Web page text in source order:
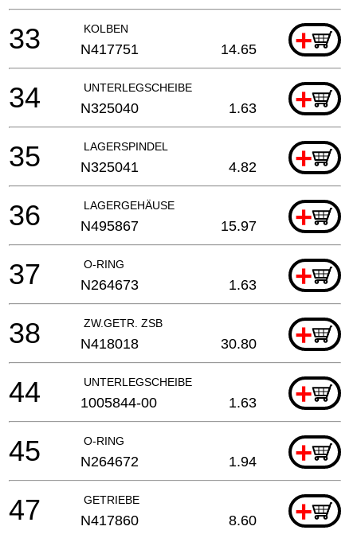
KOLBEN +
33 N417751 14.65
UNTERLEGSCHEIBE +
34 N325040 1.63
LAGERSPINDEL +
35 N325041 4.82
LAGERGEHÄUSE +
36 N495867 15.97
O-RING +
37 N264673 1.63
ZW.GETR. ZSB +
38 N418018 30.80
UNTERLEGSCHEIBE +
44 1005844-00 1.63
O-RING +
45 N264672 1.94
GETRIEBE +
47 N417860 8.60